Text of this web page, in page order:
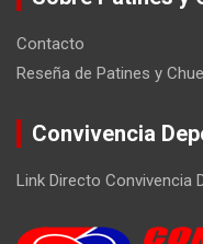
Contacto
Reseña de Patines y
Convivencia
Link Directo Convivencia